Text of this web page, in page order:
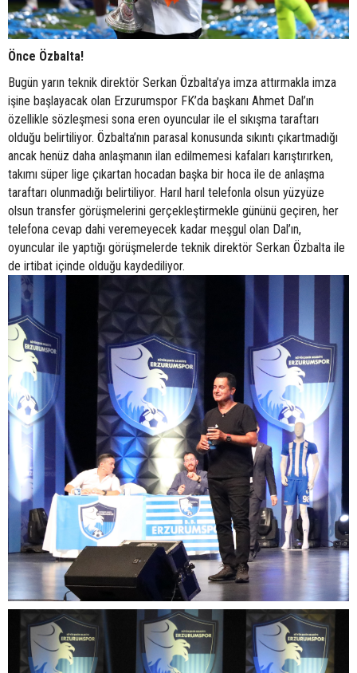
Önce Özbalta!
Bugün yarın teknik direktör Serkan Özbalta’ya imza attırmakla imza
işine başlayacak olan Erzurumspor FK’da başkanı Ahmet Dal’ın
özellikle sözleşmesi sona eren oyuncular ile el sıkışma taraftarı
olduğu belirtiliyor. Özbalta’nın parasal konusunda sıkıntı çıkartmadığı
ancak henüz daha anlaşmanın ilan edilmemesi kafaları karıştırırken,
takımı süper lige çıkartan hocadan başka bir hoca ile de anlaşma
taraftarı olunmadığı belirtiliyor. Harıl harıl telefonla olsun yüzyüze
olsun transfer görüşmelerini gerçekleştirmekle gününü geçiren, her
telefona cevap dahi veremeyecek kadar meşgul olan Dal’ın,
oyuncular ile yaptığı görüşmelerde teknik direktör Serkan Özbalta ile
de irtibat içinde olduğu kaydediliyor.